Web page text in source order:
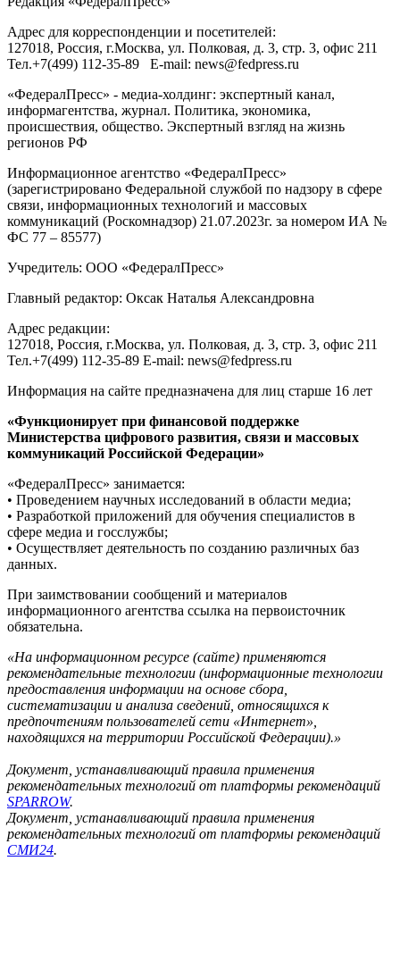
Адрес для корреспонденции и посетителей:
127018, Россия, г.Москва, ул. Полковая, д. 3, стр. 3, офис 211
Тел.+7(499) 112-35-89 E-mail: news@fedpress.ru
«ФедералПресс» - медиа-холдинг: экспертный канал,
информагентства, журнал. Политика, экономика,
происшествия, общество. Экспертный взгляд на жизнь
регионов РФ
Информационное агентство «ФедералПресс»
(зарегистрировано Федеральной службой по надзору в сфере
связи, информационных технологий и массовых
коммуникаций (Роскомнадзор) 21.07.2023г. за номером ИА №
ФС 77 – 85577)
Учредитель: ООО «ФедералПресс»
Главный редактор: Оксак Наталья Александровна
Адрес редакции:
127018, Россия, г.Москва, ул. Полковая, д. 3, стр. 3, офис 211
Тел.+7(499) 112-35-89 E-mail: news@fedpress.ru
Информация на сайте предназначена для лиц старше 16 лет
«Функционирует при финансовой поддержке
Министерства цифрового развития, связи и массовых
коммуникаций Российской Федерации»
«ФедералПресс» занимается:
• Проведением научных исследований в области медиа;
• Разработкой приложений для обучения специалистов в
сфере медиа и госслужбы;
• Осуществляет деятельность по созданию различных баз
данных.
При заимствовании сообщений и материалов
информационного агентства ссылка на первоисточник
обязательна.
«На информационном ресурсе (сайте) применяются
рекомендательные технологии (информационные технологии
предоставления информации на основе сбора,
систематизации и анализа сведений, относящихся к
предпочтениям пользователей сети «Интернет»,
находящихся на территории Российской Федерации).»
Документ, устанавливающий правила применения
рекомендательных технологий от платформы рекомендаций
SPARROW.
Документ, устанавливающий правила применения
рекомендательных технологий от платформы рекомендаций
СМИ24.